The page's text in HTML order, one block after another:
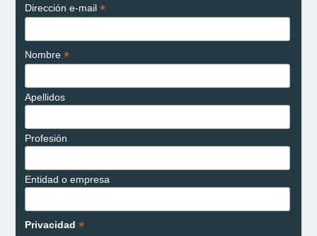
Dirección e-mail *
Nombre *
Apellidos
Profesión
Entidad o empresa
Privacidad *